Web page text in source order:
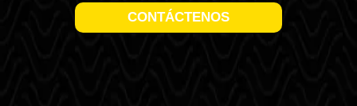
CONTÁCTENOS